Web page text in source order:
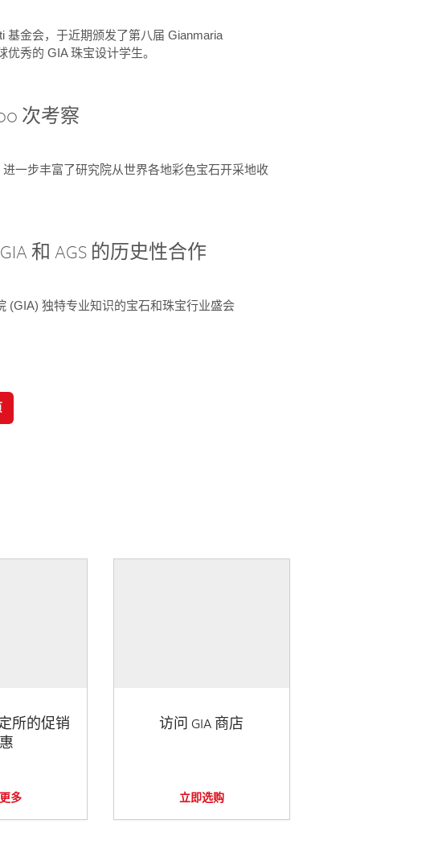
基金会，于近期颁发了第八届 Gianmaria
秀的 GIA 珠宝设计学生。
次考察
一步丰富了研究院从世界各地彩色宝石开采地收
和 AGS 的历史性合作
(GIA) 独特专业知识的宝石和珠宝行业盛会
所的促销
多
访问 GIA 商店
立即选购